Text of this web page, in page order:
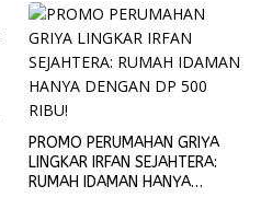
PROMO PERUMAHAN GRIYA
LINGKAR IRFAN SEJAHTERA:
RUMAH IDAMAN HANYA